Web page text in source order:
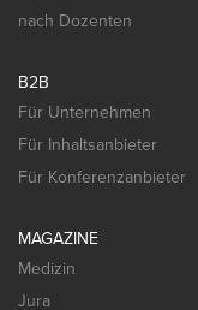
nach Dozenten
B2B
Für Unternehmen
Für Inhaltsanbieter
Für Konferenzanbieter
MAGAZINE
Medizin
Jura